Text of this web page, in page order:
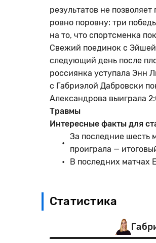
результатов не
ровно поровну: три
на то, что спортсменка
Свежий поединок с
следующий день после
россиянка уступала Энн
с Габриэлой Дабровски
Александрова выиграла
Травмы
Интересные факты для
За последние шесть
проиграла —
В последних матчах
Статистика